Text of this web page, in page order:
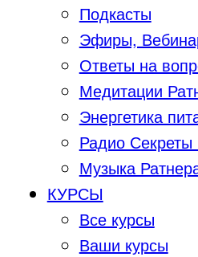
Подкасты
Эфиры,
Ответы на
Медитации
Энергетика
Радио
Музыка
КУРСЫ
Все курсы
Ваши курсы